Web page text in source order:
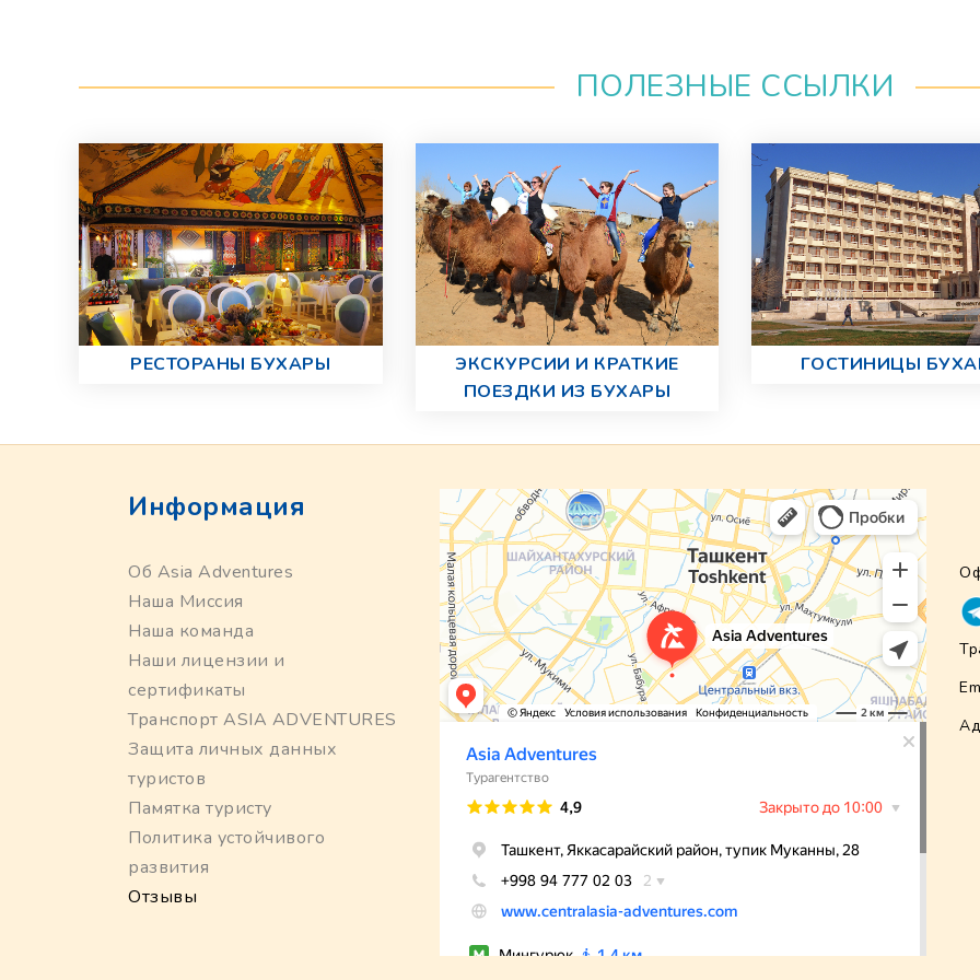
ПОЛЕЗНЫЕ ССЫЛКИ
РЕСТОРАНЫ БУХАРЫ
ЭКСКУРСИИ И КРАТКИЕ
ПОЕЗДКИ ИЗ БУХАРЫ
ГОСТИНИЦЫ
Информация
Об Asia Adventures
Наша Миссия
Наша команда
Наши лицензии и
сертификаты
Транспорт ASIA ADVENTURES
Защита личных данных
туристов
Памятка туристу
Политика устойчивого
развития
Отзывы